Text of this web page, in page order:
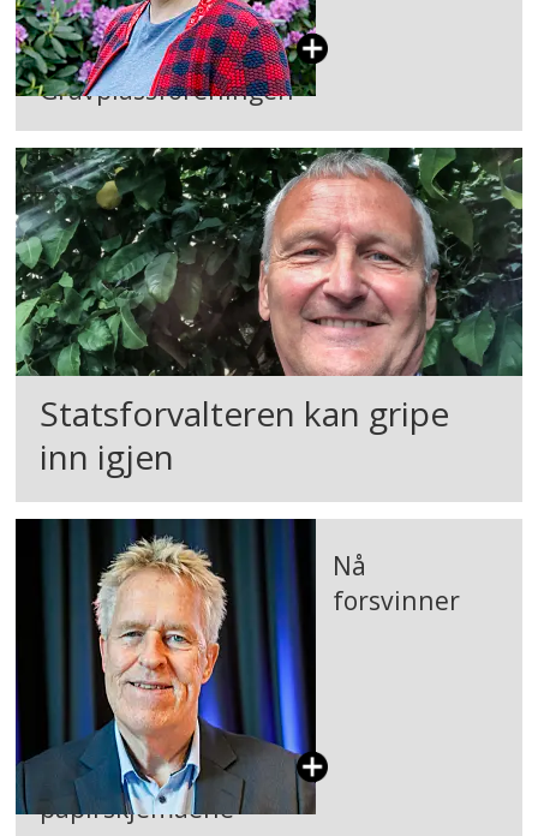
Gravplassforeningen
Statsforvalteren kan gripe
inn igjen
Nå
forsvinner
papirskjemaene